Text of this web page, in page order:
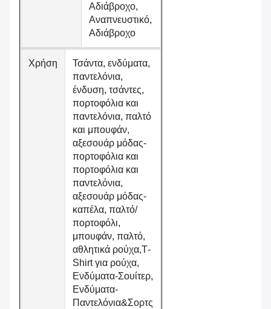
Αδιάβροχο,
Αναπνευστικό,
Αδιάβροχο
Χρήση
Τσάντα, ενδύματα,
παντελόνια,
ένδυση, τσάντες,
πορτοφόλια και
παντελόνια, παλτό
και μπουφάν,
αξεσουάρ μόδας-
πορτοφόλια και
πορτοφόλια και
παντελόνια,
αξεσουάρ μόδας-
καπέλα, παλτό/
πορτοφόλι,
μπουφάν, παλτό,
αθλητικά ρούχα,Τ-
Shirt για ρούχα,
Ενδύματα-Σουίτερ,
Ενδύματα-
Παντελόνια&Σορτς